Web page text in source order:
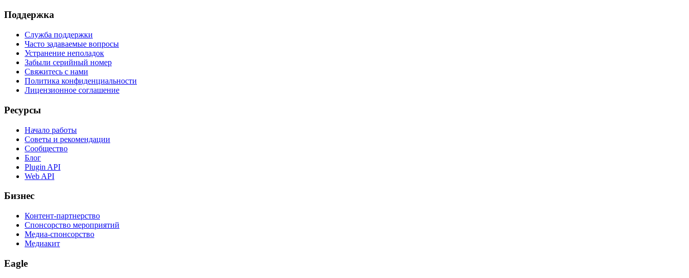
Поддержка
Служба поддержки
Часто задаваемые вопросы
Устранение неполадок
Забыли серийный номер
Свяжитесь с нами
Политика конфиденциальности
Лицензионное соглашение
Ресурсы
Начало работы
Советы и рекомендации
Сообщество
Блог
Plugin API
Web API
Бизнес
Контент-партнерство
Спонсорство мероприятий
Медиа-спонсорство
Медиакит
Eagle